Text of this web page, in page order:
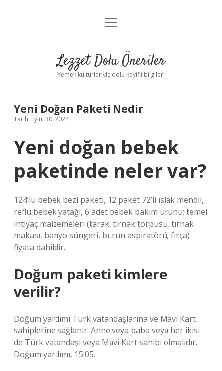
Anasayfa
Yasal Uyarı
menüyü
Lezzet Dolu Öneriler
Yemek kültürleriyle dolu keyifli bilgiler!
Yeni Doğan Paketi Nedir
Tarih: Eylül 30, 2024
Yeni doğan bebek
paketinde neler var?
124’lü bebek bezi paketi, 12 paket 72’li ıslak mendil,
reflü bebek yatağı, 6 adet bebek bakım ürünü; temel
ihtiyaç malzemeleri (tarak, tırnak törpüsü, tırnak
makası, banyo süngeri, burun aspiratörü, fırça)
fiyata dahildir.
Doğum paketi kimlere
verilir?
Doğum yardımı Türk vatandaşlarına ve Mavi Kart
sahiplerine sağlanır. Anne veya baba veya her ikisi
de Türk vatandaşı veya Mavi Kart sahibi olmalıdır.
Doğum yardımı, 15.05.